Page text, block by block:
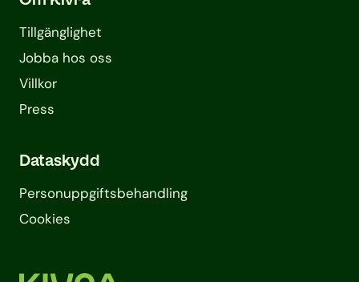
Tillgänglighet
Jobba hos oss
Villkor
Press
Dataskydd
Personuppgifts­behandling
Cookies